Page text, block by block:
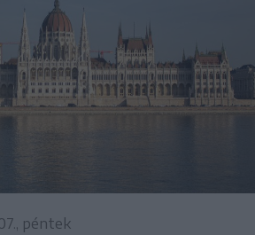
péntek